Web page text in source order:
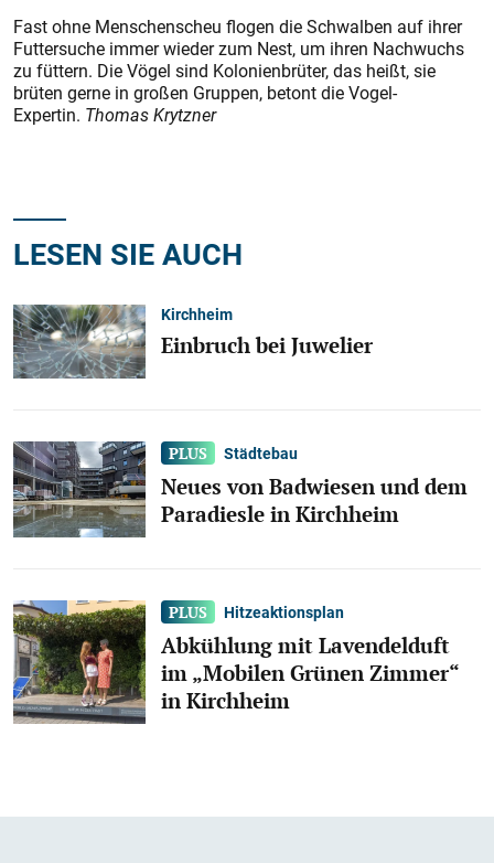
Fast ohne Menschenscheu flogen die Schwalben auf ihrer
Futtersuche immer wieder zum Nest, um ihren Nachwuchs
zu füttern. Die Vögel sind Kolonienbrüter, das heißt, sie
brüten gerne in gro­ßen Gruppen, betont die Vogel-
Expertin. Thomas Krytzner
LESEN SIE AUCH
Kirchheim
Einbruch bei Juwelier
Städtebau
Neues von Badwiesen und dem
Paradiesle in Kirchheim
Hitzeaktionsplan
Abkühlung mit Lavendelduft
im „Mobilen Grünen Zimmer“
in Kirchheim